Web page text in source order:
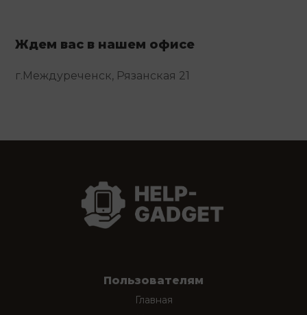
Ждем вас в нашем офисе
г.Междуреченск, Рязанская 21
Пользователям
Главная